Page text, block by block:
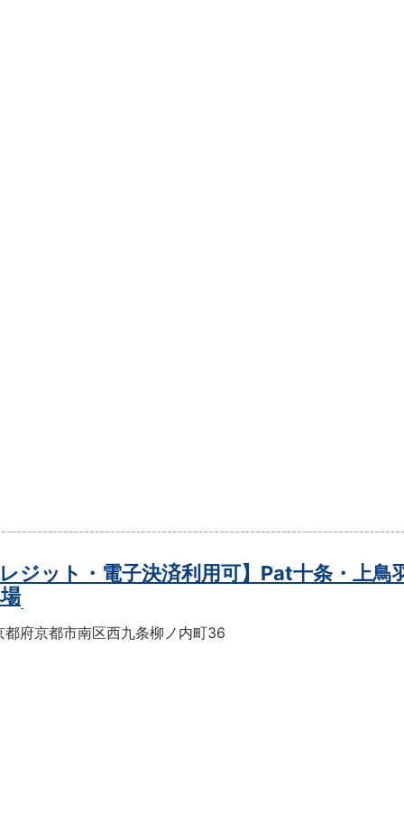
レジット・電子決済利用可】Pat十条・上鳥
都府京都市南区西九条柳ノ内町36